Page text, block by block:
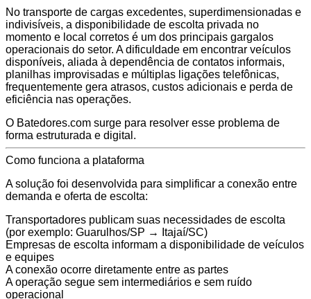
No transporte de cargas excedentes, superdimensionadas e
indivisíveis, a disponibilidade de escolta privada no
momento e local corretos é um dos principais gargalos
operacionais do setor. A dificuldade em encontrar veículos
disponíveis, aliada à dependência de contatos informais,
planilhas improvisadas e múltiplas ligações telefônicas,
frequentemente gera atrasos, custos adicionais e perda de
eficiência nas operações.
O Batedores.com surge para resolver esse problema de
forma estruturada e digital.
Como funciona a plataforma
A solução foi desenvolvida para simplificar a conexão entre
demanda e oferta de escolta:
Transportadores publicam suas necessidades de escolta
(por exemplo: Guarulhos/SP → Itajaí/SC)
Empresas de escolta informam a disponibilidade de veículos
e equipes
A conexão ocorre diretamente entre as partes
A operação segue sem intermediários e sem ruído
operacional